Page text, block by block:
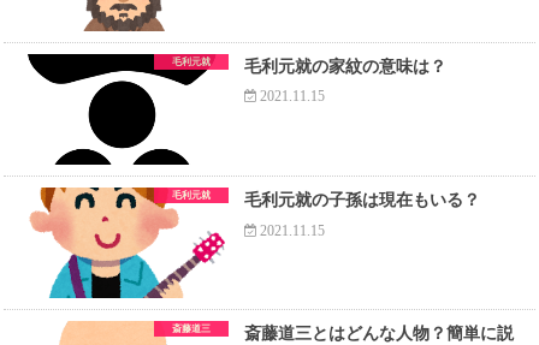
毛利元就 毛利元就の家紋の意味は？
2021.11.15
毛利元就 毛利元就の子孫は現在もいる？
2021.11.15
斎藤道三
斎藤道三とはどんな人物？簡単に説